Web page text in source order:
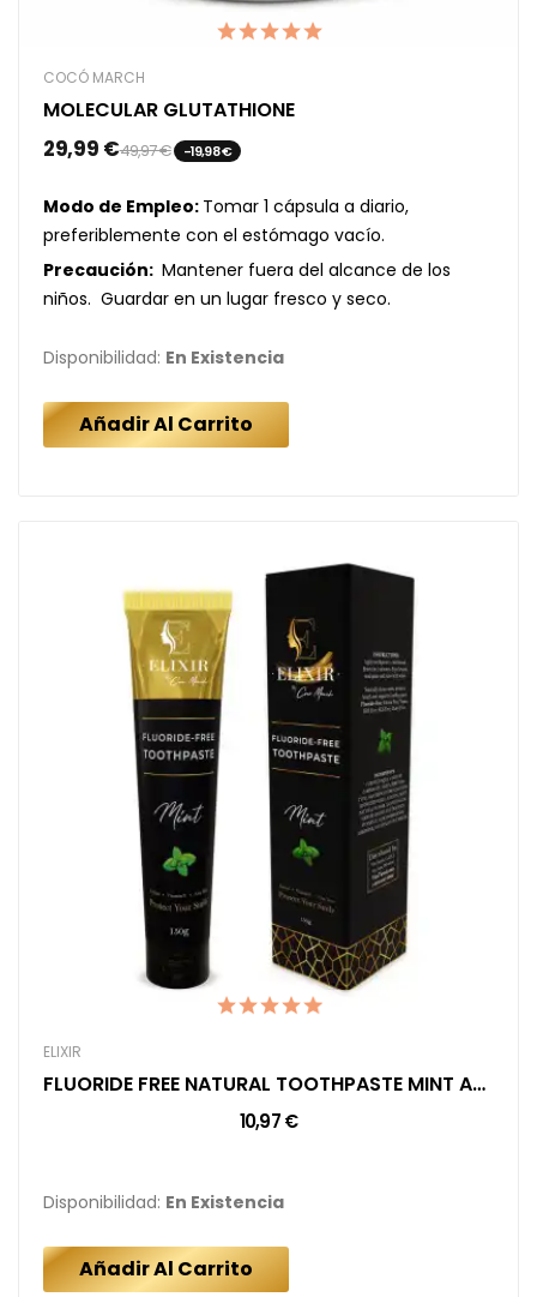
COCÓ MARCH
MOLECULAR GLUTATHIONE
29,99 €49,97 € -19,98 €
Modo de Empleo: Tomar 1 cápsula a diario,
preferiblemente con el estómago vacío.
Precaución: Mantener fuera del alcance de los
niños. Guardar en un lugar fresco y seco.
Disponibilidad: En Existencia
Añadir Al Carrito
ELIXIR
FLUORIDE FREE NATURAL TOOTHPASTE MINT ADULT 150 GR
10,97 €
Disponibilidad: En Existencia
Añadir Al Carrito